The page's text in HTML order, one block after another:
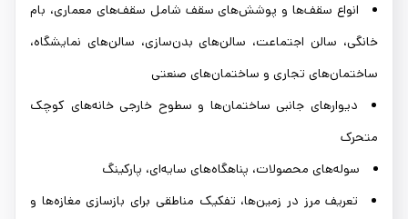
انواع سقف‌ها و پوشش‌های سقف شامل سقف‌های معماری، بام
خانگی، سالن اجتماعت، سالن‌های بدن‌سازی، سالن‌های نمایشگاه،
ساختمان‌های تجاری و ساختمان‌های صنعتی
دیوارهای جانبی ساختمان‌ها و سطوح خارجی خانه‌های کوچک
متحرک
سوله‌های محصولات، پناهگاه‌های سایه‌ای، پارکینگ
تعریف مرز در زمین‌ها، تفکیک مناطقی برای بازسازی مغازه‌ها و